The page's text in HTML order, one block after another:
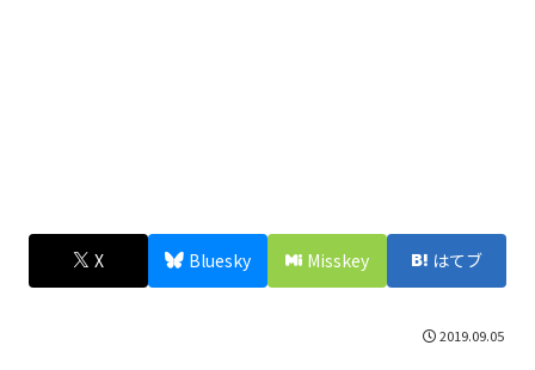
X Bluesky Misskey はてブ
2019.09.05